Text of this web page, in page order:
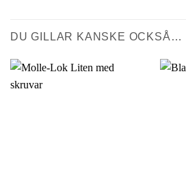
DU GILLAR KANSKE OCKSÅ…